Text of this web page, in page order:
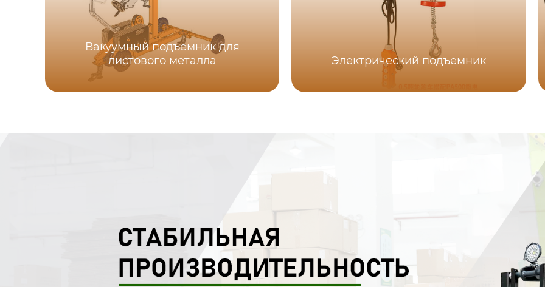
Вакуумный подъемник для
листового металла
Электрический подъемник